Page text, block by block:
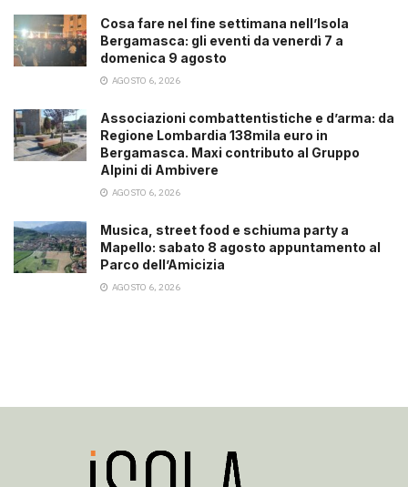
Cosa fare nel fine settimana nell’Isola
Bergamasca: gli eventi da venerdì 7 a
domenica 9 agosto
AGOSTO 6, 2026
Associazioni combattentistiche e d’arma: da
Regione Lombardia 138mila euro in
Bergamasca. Maxi contributo al Gruppo
Alpini di Ambivere
AGOSTO 6, 2026
Musica, street food e schiuma party a
Mapello: sabato 8 agosto appuntamento al
Parco dell’Amicizia
AGOSTO 6, 2026